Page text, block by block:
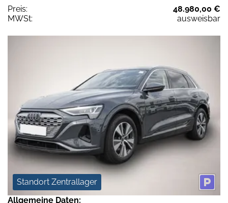
Preis:
48.980,00 €
MWSt:
ausweisbar
Standort Zentrallager
Allgemeine Daten: